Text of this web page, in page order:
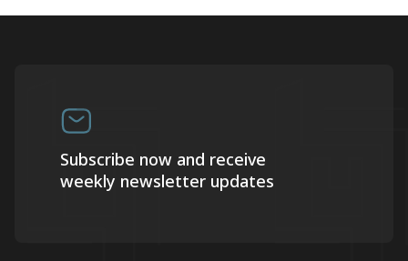
Subscribe now and receive
weekly newsletter updates